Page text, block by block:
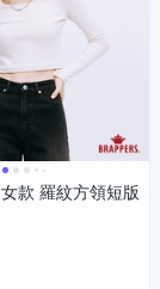
款 羅紋方領短版